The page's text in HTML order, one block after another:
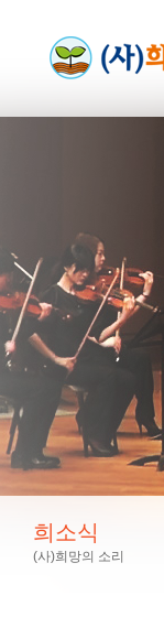
희소식
(사)희망의 소리